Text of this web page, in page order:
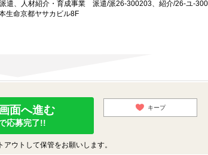
遣、人材紹介・育成事業 派遣/派26-300203、紹介/26-ユ-
生命京都ヤサカビル8F
面へ進む
応募完了!!
キープ
ウトして保管をお願いします。